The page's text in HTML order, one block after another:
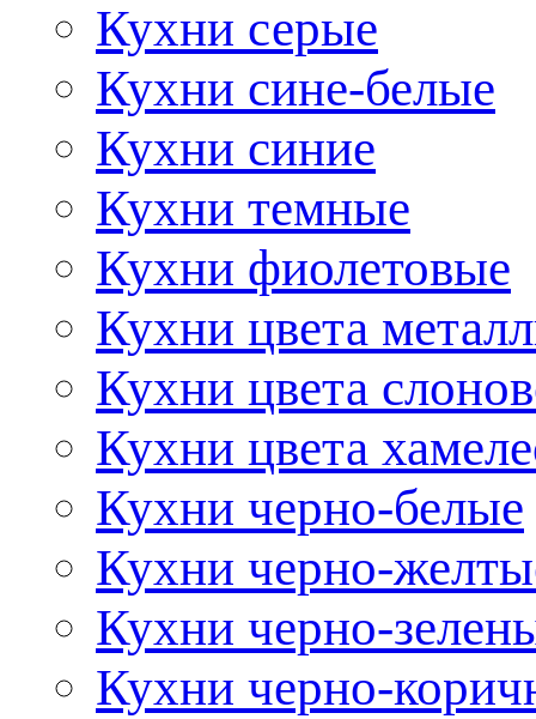
Кухни серые
Кухни сине-белые
Кухни синие
Кухни темные
Кухни фиолетовые
Кухни цвета
Кухни цвета
Кухни цвета
Кухни черно-белые
Кухни черно-
Кухни черно-
Кухни черно-